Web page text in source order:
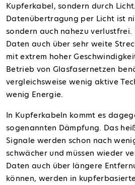
Kupferkabel, sondern durch Licht
Datenübertragung per Licht ist
sondern auch nahezu verlustfrei.
Daten auch über sehr weite
mit extrem hoher
Betrieb von Glasfasernetzen
vergleichsweisewenig aktive
wenig Energie.
In Kupferkabeln kommt es
sogenannten Dämpfung. Das
Signale werden schon nach
schwächer und müssen wieder
Daten auch über längere
können, werden in